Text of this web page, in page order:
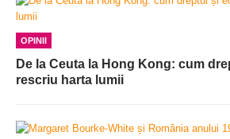
OPINII
De la Ceuta la Hong Kong: cum
rescriu harta lumii